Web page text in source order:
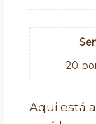
20
Aqui está